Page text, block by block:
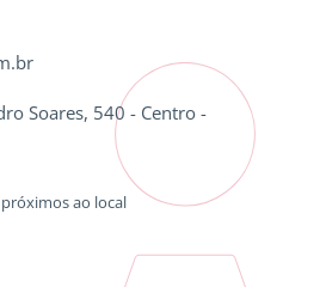
Soares, 540 - Centro -
ao local